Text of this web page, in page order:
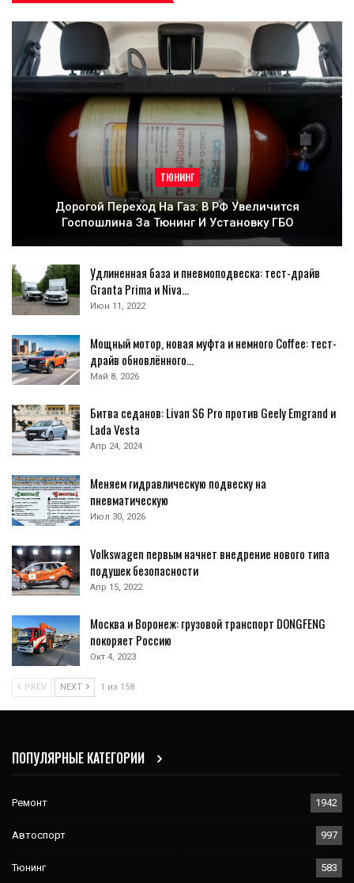
ТЮНИНГ
Дорогой Переход На Газ: В РФ Увеличится
Госпошлина За Тюнинг И Установку ГБО
Удлиненная база и пневмоподвеска: тест-драйв
Granta Primа и Niva…
Июн 11, 2022
Мощный мотор, новая муфта и немного Coffee: тест-
драйв обновлённого…
Май 8, 2026
Битва седанов: Livan S6 Pro против Geely Emgrand и
Lada Vesta
Апр 24, 2024
Меняем гидравлическую подвеску на
пневматическую
Июл 30, 2026
Volkswagen первым начнет внедрение нового типа
подушек безопасности
Апр 15, 2022
Москва и Воронеж: грузовой транспорт DONGFENG
покоряет Россию
Окт 4, 2023
PREV NEXT 1 из 158
ПОПУЛЯРНЫЕ КАТЕГОРИИ
Ремонт 1942
Автоспорт 997
Тюнинг 583